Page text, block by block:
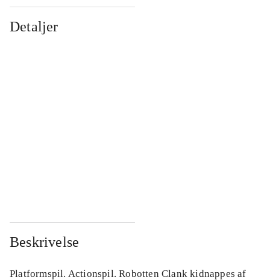
Detaljer
Beskrivelse
Platformspil. Actionspil. Robotten Clank kidnappes af